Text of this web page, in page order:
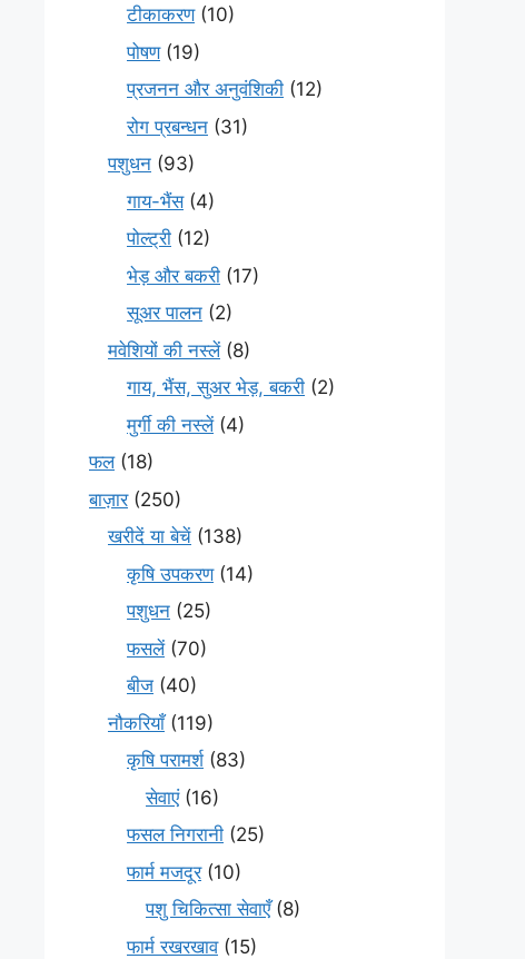
टीकाकरण(10)
पोषण(19)
प्रजनन और अनुवंशिकी (12)
रोग प्रबन्धन (31)
पशुधन (93)
गाय-भैंस(4)
पोल्ट्री (12)
भेड़ और बकरी (17)
सूअर पालन (2)
मवेशियों की नस्लें(8)
गाय, भैंस, सुअर भेड़, बकरी (2)
मुर्गी की नस्लें(4)
फल(18)
बाज़ार(250)
खरीदें या बेचें (138)
कृषि उपकरण(14)
पशुधन (25)
फसलें(70)
बीज (40)
नौकरियाँ(119)
कृषि परामर्श(83)
सेवाएं(16)
फसल निगरानी (25)
फार्म मजदूर(10)
पशु चिकित्सा सेवाएँ(8)
फार्म रखरखाव(15)